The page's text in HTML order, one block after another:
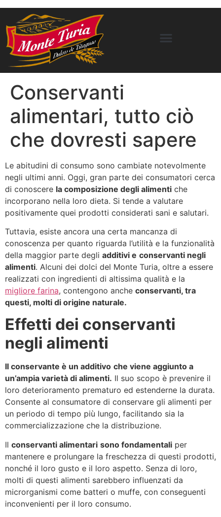
Conservanti
alimentari, tutto ciò
che dovresti sapere
Le abitudini di consumo sono cambiate notevolmente
negli ultimi anni. Oggi, gran parte dei consumatori cerca
di conoscere la composizione degli alimenti che
incorporano nella loro dieta. Si tende a valutare
positivamente quei prodotti considerati sani e salutari.
Tuttavia, esiste ancora una certa mancanza di
conoscenza per quanto riguarda l’utilità e la funzionalità
della maggior parte degli additivi e conservanti negli
alimenti. Alcuni dei dolci del Monte Turia, oltre a essere
realizzati con ingredienti di altissima qualità e la
migliore farina, contengono anche conservanti, tra
questi, molti di origine naturale.
Effetti dei conservanti
negli alimenti
Il conservante è un additivo che viene aggiunto a
un’ampia varietà di alimenti. Il suo scopo è prevenire il
loro deterioramento prematuro ed estenderne la durata.
Consente al consumatore di conservare gli alimenti per
un periodo di tempo più lungo, facilitando sia la
commercializzazione che la distribuzione.
Il conservanti alimentari sono fondamentali per
mantenere e prolungare la freschezza di questi prodotti,
nonché il loro gusto e il loro aspetto. Senza di loro,
molti di questi alimenti sarebbero influenzati da
microrganismi come batteri o muffe, con conseguenti
inconvenienti per il loro consumo.